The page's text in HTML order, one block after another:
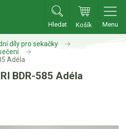
Hledat Košík Menu
díly pro sekačky
Adéla
BDR-585 Adéla